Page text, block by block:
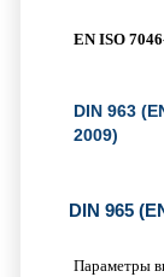
EN ISO
DIN 963
2009)
DIN 965
Параметры